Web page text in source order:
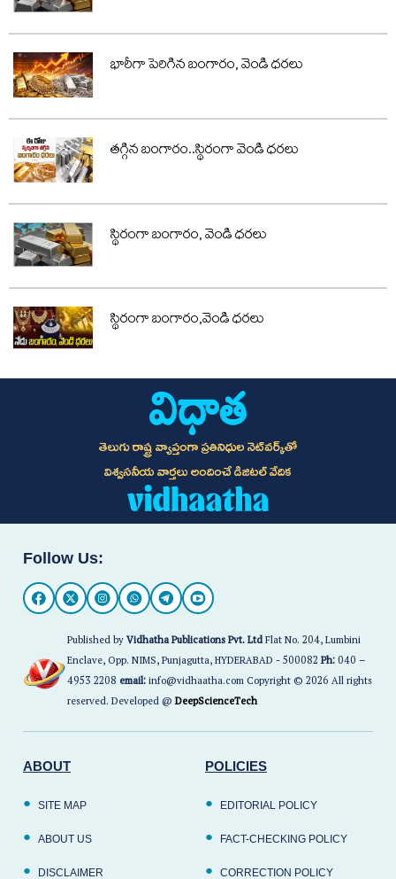
భారీగా పెరిగిన బంగారం, వెండి ధరలు
తగ్గిన బంగారం..స్థిరంగా వెండి ధరలు
స్థిరంగా బంగారం, వెండి ధరలు
స్థిరంగా బంగారం,వెండి ధరలు
తెలుగు రాష్ట్ర వ్యాప్తంగా ప్రతినిధుల నెట్‌వర్క్‌తో
విశ్వసనీయ వార్తలు అందించే డిజిటల్ వేదిక
Follow Us:
Published byVidhatha Publications Pvt. LtdFlat No. 204, Lumbini
Enclave, Opp. NIMS, Punjagutta, HYDERABAD - 500082Ph:040 –
4953 2208 email:info@vidhaatha.com Copyright © 2026 All rights
reserved. Developed @DeepScienceTech
ABOUT
SITE MAP
ABOUT US
DISCLAIMER
POLICIES
EDITORIAL POLICY
FACT-CHECKING POLICY
CORRECTION POLICY